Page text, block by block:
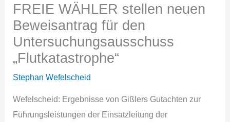
FREIE WÄHLER stellen neuen
Beweisantrag für den
Untersuchungsausschuss
„Flutkatastrophe“
Stephan Wefelscheid
Wefelscheid: Ergebnisse von Gißlers Gutachten zur
Führungsleistungen der Einsatzleitung der